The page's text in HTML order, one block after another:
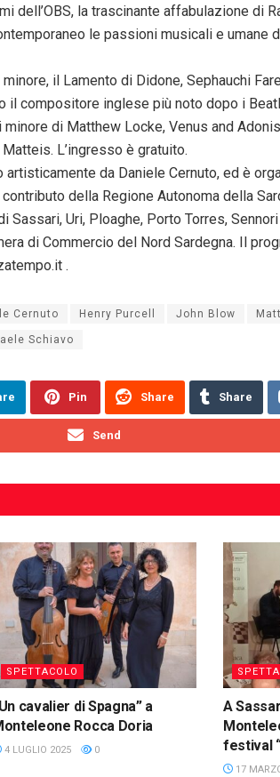
dell’OBS, la trascinante affabulazione di
le passioni musicali e umane
il Lamento di Didone, Sephauchi
il compositore inglese più noto dopo i
di Matthew Locke, Venus and
L’ingresso è gratuito.
da Daniele Cernuto, ed è
della Regione Autonoma della
Sassari, Uri, Ploaghe, Porto Torres,
di Commercio del Nord Sardegna. Il
.
Cernuto Henry Purcell John Blow
Schiavo
Pin Share Share
Send
SPETTACOLO
cavalier di Spagna” a
Rocca Doria
4 LUGLIO 2025 0
A
festival
17